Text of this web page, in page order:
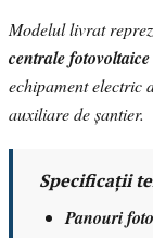
Modelul livrat
centrale
echipament electric
auxiliare de șantier.
Specificații
Panouri